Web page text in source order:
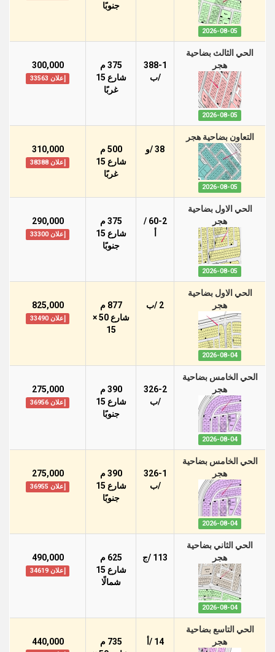
2026-08-05
جنوبًا
الحي الثالث بضاحية
هجر
2026-08-05
388-1
/ب
375 م
شارع 15
غربًا
300,000
إعلان 33563
التعاون بضاحية هجر
2026-08-05
38 /و
500 م
شارع 15
غربًا
310,000
إعلان 38388
الحي الاول بضاحية
هجر
2026-08-05
60-2 /
375 م
شارع 15
جنوبًا
290,000
إعلان 33300
الحي الاول بضاحية
هجر
2026-08-04
2 /ب
877 م
شارع 50 ×
15
825,000
إعلان 33490
الحي الخامس بضاحية
هجر
2026-08-04
326-2
/ب
390 م
شارع 15
جنوبًا
275,000
إعلان 36956
الحي الخامس بضاحية
هجر
2026-08-04
326-1
/ب
390 م
شارع 15
جنوبًا
275,000
إعلان 36955
الحي الثاني بضاحية
هجر
2026-08-04
113 /ج
625 م
شارع 15
شمالًا
490,000
إعلان 34619
الحي التاسع بضاحية
هجر
14 /أ
735 م
440,000